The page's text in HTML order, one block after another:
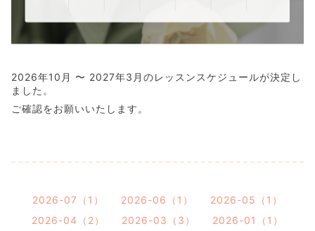
2026年10月 〜 2027年3月のレッスンスケジュールが決定し
ました。
ご確認をお願いいたします。
2026-07（1） 2026-06（1）
2026-05（1）
2026-04（2）
2026-03（3）
2026-01（1）